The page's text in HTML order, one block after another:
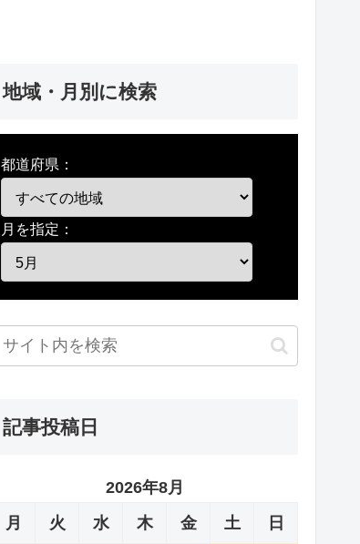
地域・月別に検索
都道府県：
月を指定：
記事投稿日
2026年8月
月
火 水 木 金 土
日